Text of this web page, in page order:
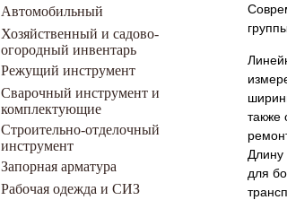
Автомобильный
Хозяйственный и садово-
огородный инвентарь
Режущий инструмент
Сварочный инструмент и
комплектующие
Строительно-отделочный
инструмент
Запорная арматура
Рабочая одежда и СИЗ
также
Длину
для